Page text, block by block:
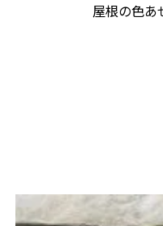
屋根の色あ